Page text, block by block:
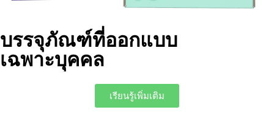
บรรจุภัณฑ์ที่ออกแบบ
เฉพาะบุคคล
เรียนรู้เพิ่มเติม